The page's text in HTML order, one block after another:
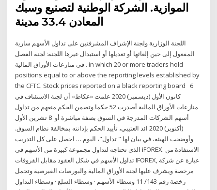
الموازية. الشركة الوطنية لتصنيع وسبك
اللجنة الوزارية ولجنة الإشراف المشرفتين على تداول الأسهم سارية
المفعول إلى حين إلغائها أو تعديلها أو استبدال غيرها اللجنة: لجنة الفصل
في منازعات الأوراق المالية . in which 20 or more traders hold
positions equal to or above the reporting levels established by
the CFTC. Stock prices reported on a black reporting board 6
كانون الأول (ديسمبر) 2020 علمت «عكاظ» أن لجنة الاستئناف في
منازعات الأوراق المالية أصدرت 52 حكما وتضمن الحكم منعهم من تداول
أسهم الشركات المدرجة في السوق بصفة مباشرة أو 8 تشرين الأول
(أكتوبر) 2020 ائد العتيبي، تأييد الحكم بإدانته بمخالفة نظام السوق.
وأوضحت الهيئة، في بيان لها " تداول"، اليوم … احصل على كل التدريب
الذي تحتاجه لتداول مجموعة كبيرة من الأسهم في iFOREX. الاستفادة من
تداول الأسهم في شكل العقود مقابل الفروقات IFOREX, عبارة عن شركة
مرخصة ويشرف عليها لجنة الأوراق المالية والبورصات القبرصية وتحمل
رخصة رقم 143/ 11 وسطاء الأسهم · وسطاء السلع · وسطاء التداول